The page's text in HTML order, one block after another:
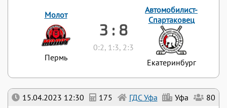
15.04.2023 12:30 175 ГДС Уфа Уфа 80
Молот
Пермь
3 : 8
0:2, 1:3, 2:3
Автомобилист-
Спартаковец
Екатеринбург